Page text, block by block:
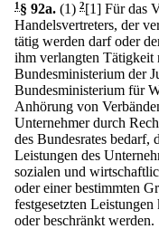
1 § 92a. (1) 2[1] Für das
Handelsvertreters, der
tätig werden darf oder
ihm verlangten Tätigkeit
Bundesministerium der
Bundesministerium für
Anhörung von
Unternehmer durch
des Bundesrates bedarf,
Leistungen des
sozialen und
oder einer bestimmten
festgesetzten
oder beschränkt werden.